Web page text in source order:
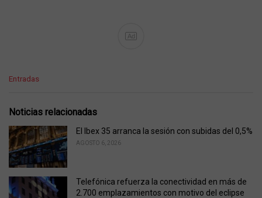
Ad
C
e
o
r
i
e
:
Entradas
Noticias relacionadas
El Ibex 35 arranca la sesión con subidas del 0,5%
AGOSTO 6, 2026
Telefónica refuerza la conectividad en más de
2.700 emplazamientos con motivo del eclipse